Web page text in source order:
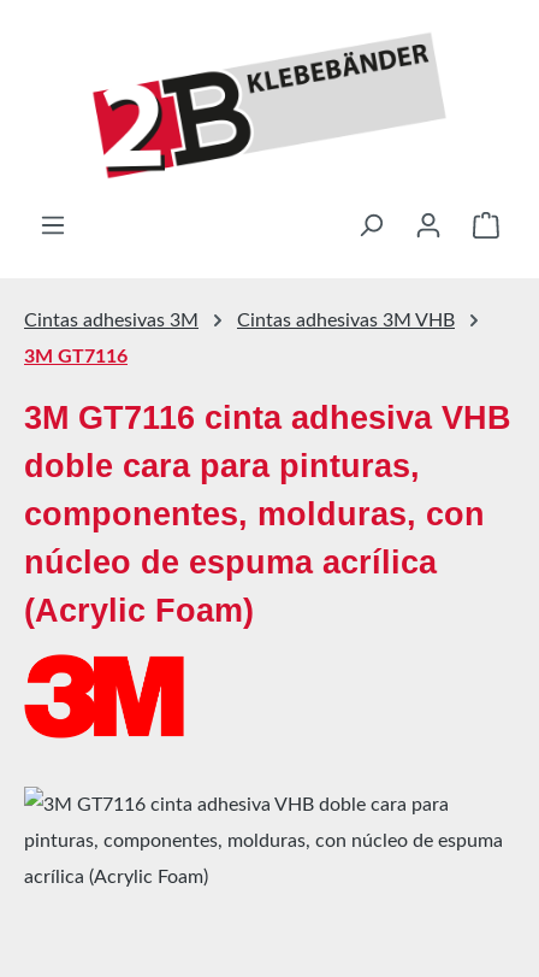
El
Cintas adhesivas 3M
Cintas adhesivas 3M VHB
3M GT7116
3M GT7116 cinta adhesiva VHB
doble cara para pinturas,
componentes, molduras, con
núcleo de espuma acrílica
(Acrylic Foam)
Omitir galería de imágenes